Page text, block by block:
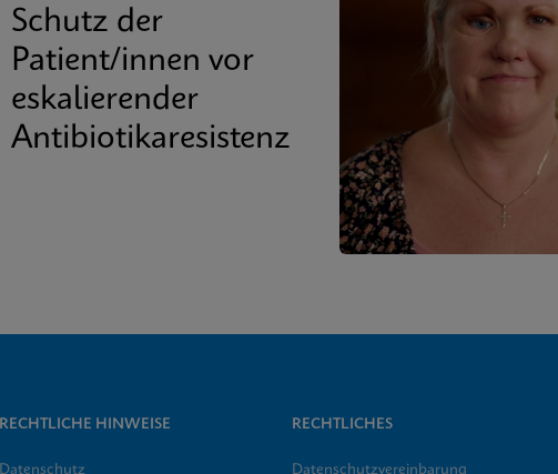
Schutz der
Patient/innen vor
eskalierender
Antibiotikaresistenz
RECHTLICHE HINWEISE
Datenschutz
RECHTLICHES
Datenschutzvereinbarung